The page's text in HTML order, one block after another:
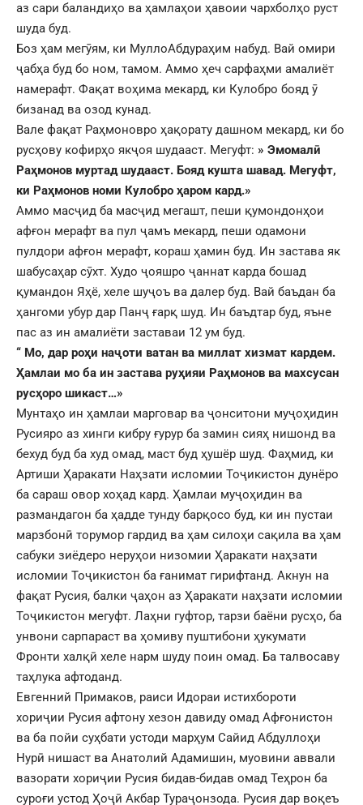
аз сари баландиҳо ва ҳамлаҳои ҳавоии чархболҳо руст
шуда буд.
Боз ҳам мегӯям, ки МуллоАбдураҳим набуд. Вай омири
ҷабҳа буд бо ном, тамом. Аммо ҳеч сарфаҳми амалиёт
намерафт. Фақат воҳима мекард, ки Кулобро бояд ӯ
бизанад ва озод кунад.
Вале фақат Раҳмоновро ҳақорату дашном мекард, ки бо
русҳову кофирҳо якҷоя шудааст. Мегуфт: » Эмомалӣ
Раҳмонов муртад шудааст. Бояд кушта шавад. Мегуфт,
ки Раҳмонов номи Кулобро ҳаром кард.»
Аммо масҷид ба масҷид мегашт, пеши қумондонҳои
афғон мерафт ва пул ҷамъ мекард, пеши одамони
пулдори афғон мерафт, кораш ҳамин буд. Ин застава як
шабусаҳар сӯхт. Худо ҷояшро ҷаннат карда бошад
қумандон Яҳё, хеле шуҷоъ ва далер буд. Вай баъдан ба
ҳангоми убур дар Панҷ ғарқ шуд. Ин баъдтар буд, яъне
пас аз ин амалиёти заставаи 12 ум буд.
“ Мо, дар роҳи наҷоти ватан ва миллат хизмат кардем.
Ҳамлаи мо ба ин застава руҳияи Раҳмонов ва махсусан
русҳоро шикаст…»
Мунтаҳо ин ҳамлаи марговар ва ҷонситони муҷоҳидин
Русияро аз хинги кибру ғурур ба замин сияҳ нишонд ва
бехуд буд ба худ омад, маст буд ҳушёр шуд. Фаҳмид, ки
Артиши Ҳаракати Наҳзати исломии Тоҷикистон дунёро
ба сараш овор хоҳад кард. Ҳамлаи муҷоҳидин ва
размандагон ба ҳадде тунду барқосо буд, ки ин пустаи
марзбонӣ торумор гардид ва ҳам силоҳи сақила ва ҳам
сабуки зиёдеро неруҳои низомии Ҳаракати наҳзати
исломии Тоҷикистон ба ғанимат гирифтанд. Акнун на
фақат Русия, балки ҷаҳон аз Ҳаракати наҳзати исломии
Тоҷикистон мегуфт. Лаҳни гуфтор, тарзи баёни русҳо, ба
унвони сарпараст ва ҳомиву пуштибони ҳукумати
Фронти халқӣ хеле нарм шуду поин омад. Ба талвосаву
таҳлука афтоданд.
Евгенний Примаков, раиси Идораи истихбороти
хориҷии Русия афтону хезон давиду омад Афғонистон
ва ба пойи суҳбати устоди марҳум Сайид Абдуллоҳи
Нурӣ нишаст ва Анатолий Адамишин, муовини аввали
вазорати хориҷии Русия бидав-бидав омад Теҳрон ба
суроғи устод Ҳоҷӣ Акбар Тураҷонзода. Русия дар воқеъ